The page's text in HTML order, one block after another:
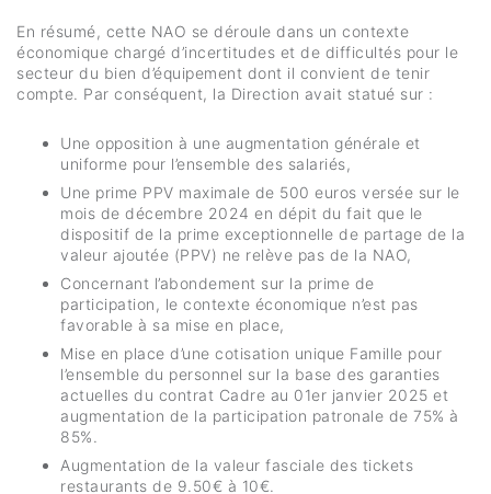
En résumé, cette NAO se déroule dans un contexte
économique chargé d’incertitudes et de difficultés pour le
secteur du bien d’équipement dont il convient de tenir
compte. Par conséquent, la Direction avait statué sur :
Une opposition à une augmentation générale et
uniforme pour l’ensemble des salariés,
Une prime PPV maximale de 500 euros versée sur le
mois de décembre 2024 en dépit du fait que le
dispositif de la prime exceptionnelle de partage de la
valeur ajoutée (PPV) ne relève pas de la NAO,
Concernant l’abondement sur la prime de
participation, le contexte économique n’est pas
favorable à sa mise en place,
Mise en place d’une cotisation unique Famille pour
l’ensemble du personnel sur la base des garanties
actuelles du contrat Cadre au 01er janvier 2025 et
augmentation de la participation patronale de 75% à
85%.
Augmentation de la valeur fasciale des tickets
restaurants de 9.50€ à 10€.